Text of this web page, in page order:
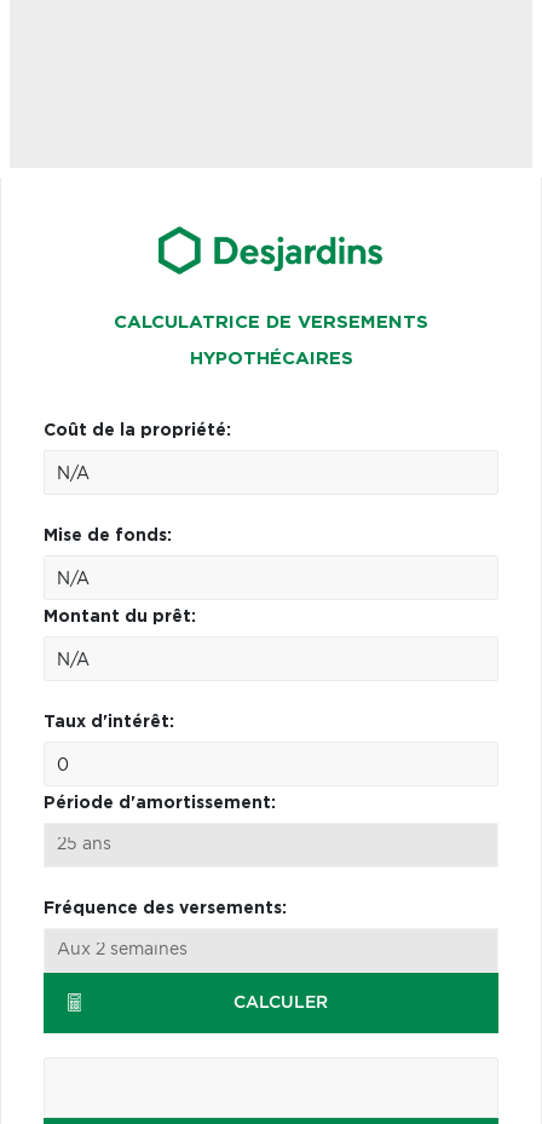
CALCULATRICE DE VERSEMENTS
HYPOTHÉCAIRES
Coût de la propriété:
Mise de fonds:
Montant du prêt:
Taux d'intérêt:
Période d'amortissement:
Fréquence des versements:
CALCULER